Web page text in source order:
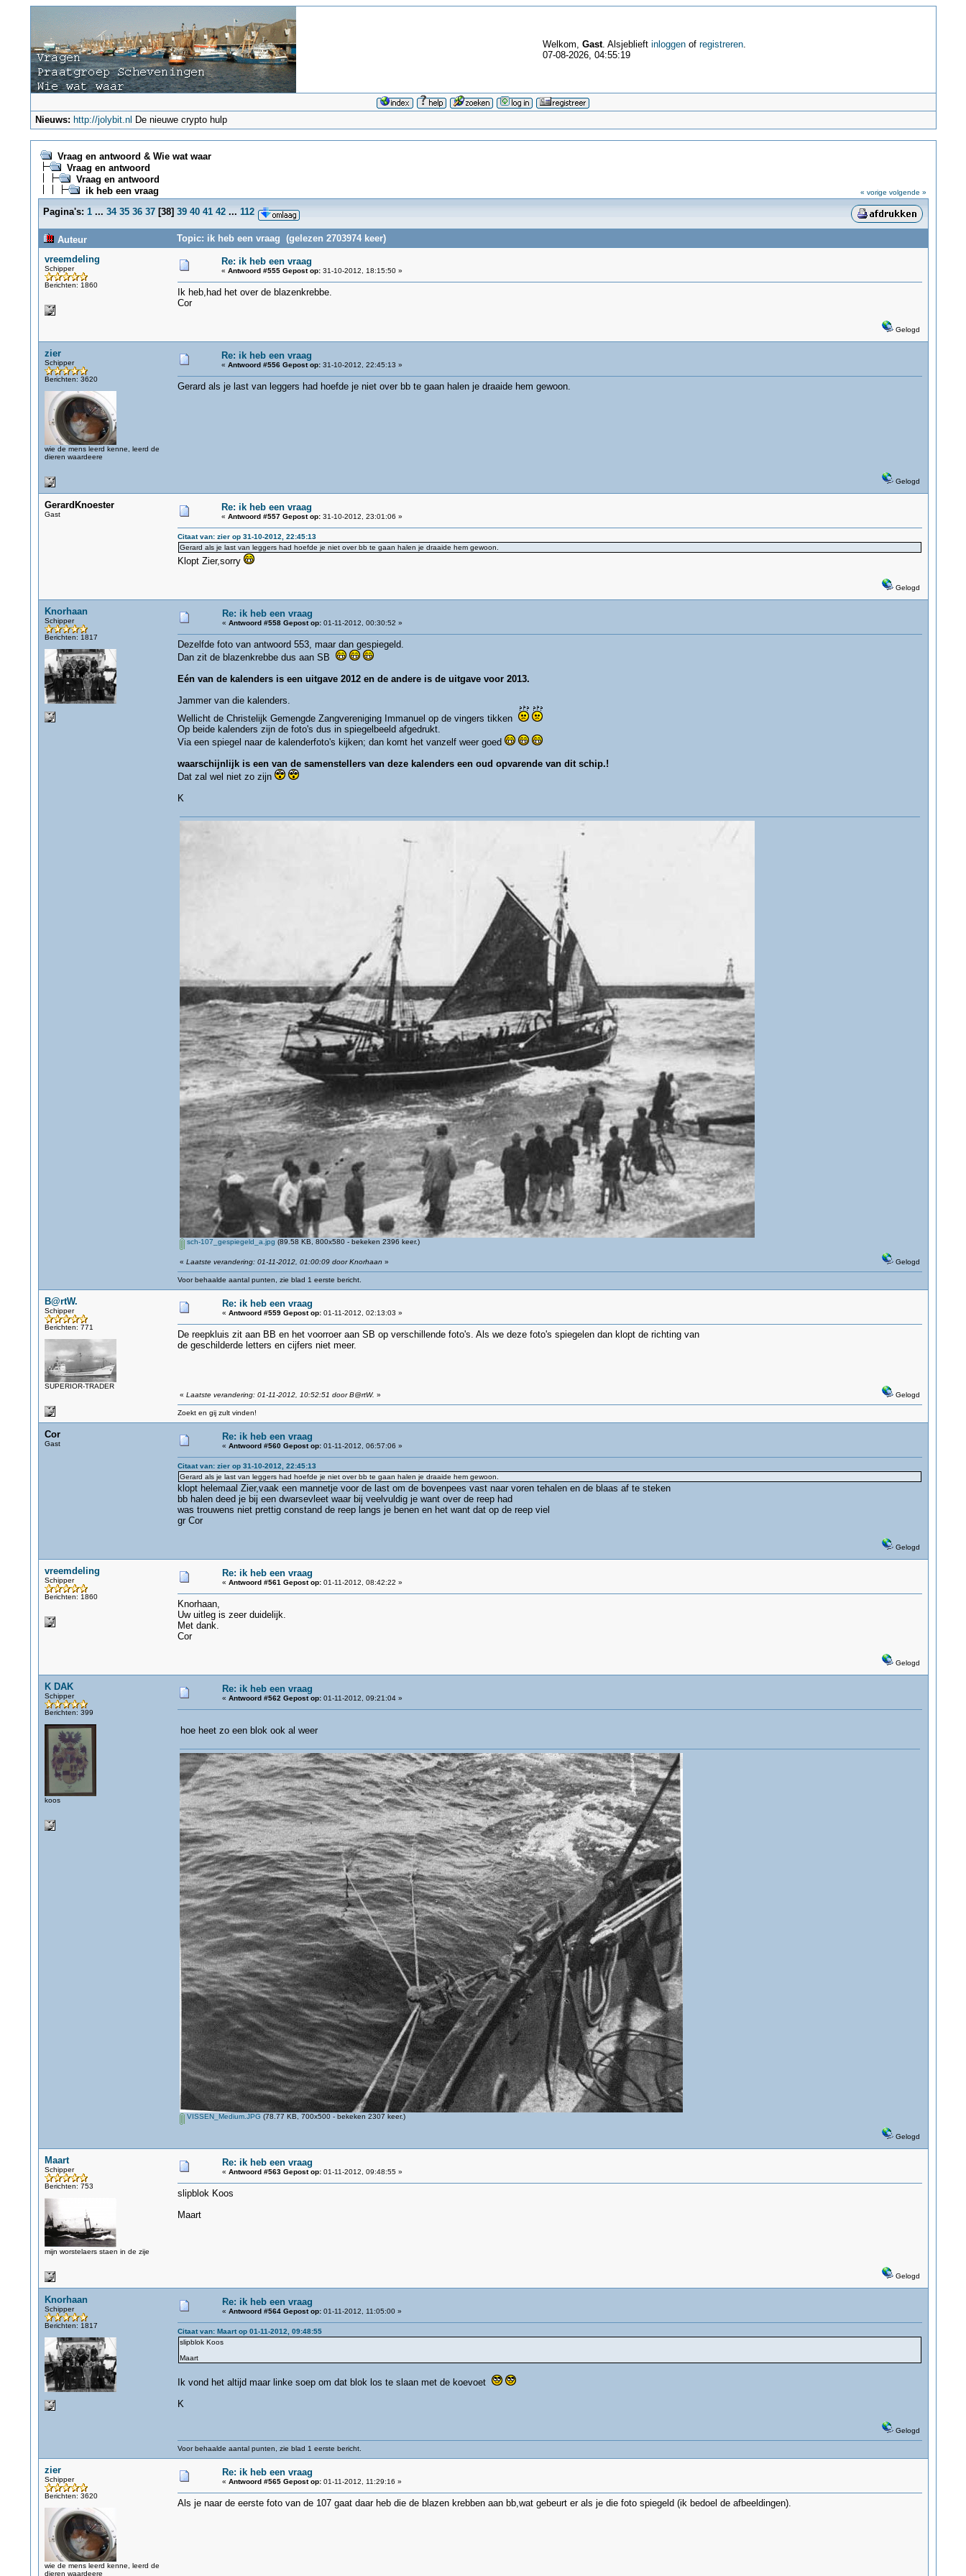
Welkom, Gast. Alsjeblieft inloggenof registreren.
07-08-2026, 04:55:19
Nieuws: http://jolybit.nl De nieuwe crypto hulp
Vraag en antwoord & Wie wat waar
Vraag en antwoord
Vraag en antwoord
ik heb een vraag
« vorige volgende »
Pagina's: 1 ... 34 35 36 37[38] 39 40 41 42 ... 112
Auteur
Topic: ik heb een vraag (gelezen 2703974 keer)
vreemdeling
Schipper
Berichten: 1860
Re: ik heb een vraag
« Antwoord #555 Gepost op:31-10-2012, 18:15:50 »
Ik heb,had het over de blazenkrebbe.
Cor
Gelogd
zier
Schipper
Berichten: 3620
wie de mens leerd kenne, leerd de
dieren waardeere
Re: ik heb een vraag
« Antwoord #556 Gepost op:31-10-2012, 22:45:13 »
Gerard als je last van leggers had hoefde je niet over bb te gaan halen je draaide hem gewoon.
Gelogd
GerardKnoester
Gast
Re: ik heb een vraag
« Antwoord #557 Gepost op:31-10-2012, 23:01:06 »
Citaat van: zier op 31-10-2012, 22:45:13
Gerard als je last van leggers had hoefde je niet over bb te gaan halen je draaide hem gewoon.
Klopt Zier,sorry
Gelogd
Knorhaan
Schipper
Berichten: 1817
Re: ik heb een vraag
« Antwoord #558 Gepost op:01-11-2012, 00:30:52 »
Dezelfde foto van antwoord 553, maar dan gespiegeld.
Dan zit de blazenkrebbe dus aan SB
Eén van de kalenders is een uitgave 2012 en de andere is de uitgave voor 2013.
Jammer van die kalenders.
Wellicht de Christelijk Gemengde Zangvereniging Immanuel op de vingers tikken
Op beide kalenders zijn de foto's dus in spiegelbeeld afgedrukt.
Via een spiegel naar de kalenderfoto's kijken; dan komt het vanzelf weer goed
waarschijnlijk is een van de samenstellers van deze kalenders een oud opvarende van dit schip.!
Dat zal wel niet zo zijn
K
sch-107_gespiegeld_a.jpg (89.58 KB, 800x580 - bekeken 2396 keer.)
« Laatste verandering: 01-11-2012, 01:00:09 door Knorhaan » Gelogd
Voor behaalde aantal punten, zie blad 1 eerste bericht.
B@rtW.
Schipper
Berichten: 771
SUPERIOR-TRADER
Re: ik heb een vraag
« Antwoord #559 Gepost op:01-11-2012, 02:13:03 »
De reepkluis zit aan BB en het voorroer aan SB op verschillende foto's. Als we deze foto's spiegelen dan klopt de richting van
de geschilderde letters en cijfers niet meer.
« Laatste verandering: 01-11-2012, 10:52:51 door B@rtW. » Gelogd
Zoekt en gij zult vinden!
Cor
Gast
Re: ik heb een vraag
« Antwoord #560 Gepost op:01-11-2012, 06:57:06 »
Citaat van: zier op 31-10-2012, 22:45:13
Gerard als je last van leggers had hoefde je niet over bb te gaan halen je draaide hem gewoon.
klopt helemaal Zier,vaak een mannetje voor de last om de bovenpees vast naar voren tehalen en de blaas af te steken
bb halen deed je bij een dwarsevleet waar bij veelvuldig je want over de reep had
was trouwens niet prettig constand de reep langs je benen en het want dat op de reep viel
gr Cor
Gelogd
vreemdeling
Schipper
Berichten: 1860
Re: ik heb een vraag
« Antwoord #561 Gepost op:01-11-2012, 08:42:22 »
Knorhaan,
Uw uitleg is zeer duidelijk.
Met dank.
Cor
Gelogd
K DAK
Schipper
Berichten: 399
koos
Re: ik heb een vraag
« Antwoord #562 Gepost op:01-11-2012, 09:21:04 »
hoe heet zo een blok ook al weer
VISSEN_Medium.JPG (78.77 KB, 700x500 - bekeken 2307 keer.)
Gelogd
Maart
Schipper
Berichten: 753
mijn worstelaers staen in de zije
Re: ik heb een vraag
« Antwoord #563 Gepost op:01-11-2012, 09:48:55 »
slipblok Koos
Maart
Gelogd
Knorhaan
Schipper
Berichten: 1817
Re: ik heb een vraag
« Antwoord #564 Gepost op:01-11-2012, 11:05:00 »
Citaat van: Maart op 01-11-2012, 09:48:55
slipblok Koos
Maart
Ik vond het altijd maar linke soep om dat blok los te slaan met de koevoet
K
Gelogd
Voor behaalde aantal punten, zie blad 1 eerste bericht.
zier
Schipper
Berichten: 3620
wie de mens leerd kenne, leerd de
dieren waardeere
Re: ik heb een vraag
« Antwoord #565 Gepost op:01-11-2012, 11:29:16 »
Als je naar de eerste foto van de 107 gaat daar heb die de blazen krebben aan bb,wat gebeurt er als je die foto spiegeld (ik bedoel de afbeeldingen).